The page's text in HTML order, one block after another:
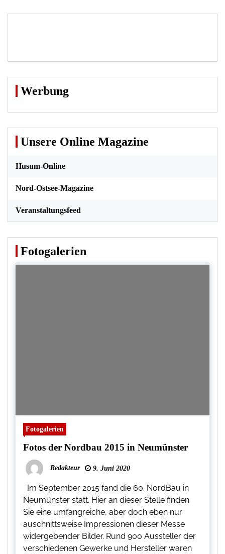
Werbung
Unsere Online Magazine
Husum-Online
Nord-Ostsee-Magazine
Veranstaltungsfeed
Fotogalerien
Fotogalerien
Fotos der Nordbau 2015 in Neumünster
Redakteur 9. Juni 2020
Im September 2015 fand die 60. NordBau in
Neumünster statt. Hier an dieser Stelle finden
Sie eine umfangreiche, aber doch eben nur
auschnittsweise Impressionen dieser Messe
widergebender Bilder. Rund 900 Aussteller der
verschiedenen Gewerke und Hersteller waren